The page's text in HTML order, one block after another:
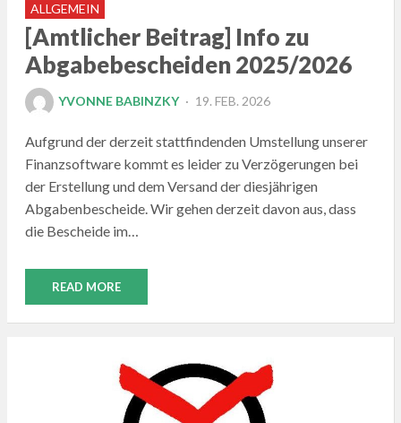
ALLGEMEIN
[Amtlicher Beitrag] Info zu
Abgabebescheiden 2025/2026
YVONNE BABINZKY
POSTED
19. FEB. 2026
Aufgrund der derzeit stattfindenden Umstellung unserer
Finanzsoftware kommt es leider zu Verzögerungen bei
der Erstellung und dem Versand der diesjährigen
Abgabenbescheide. Wir gehen derzeit davon aus, dass
die Bescheide im…
READ MORE